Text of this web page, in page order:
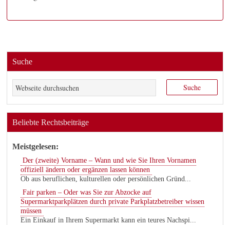
Suche
Beliebte Rechtsbeiträge
Meistgelesen:
Der (zweite) Vorname – Wann und wie Sie Ihren Vornamen
offiziell ändern oder ergänzen lassen können
Ob aus beruflichen, kulturellen oder persönlichen Gründ...
Fair parken – Oder was Sie zur Abzocke auf
Supermarktparkplätzen durch private Parkplatzbetreiber wissen
müssen
Ein Einkauf in Ihrem Supermarkt kann ein teures Nachspi...